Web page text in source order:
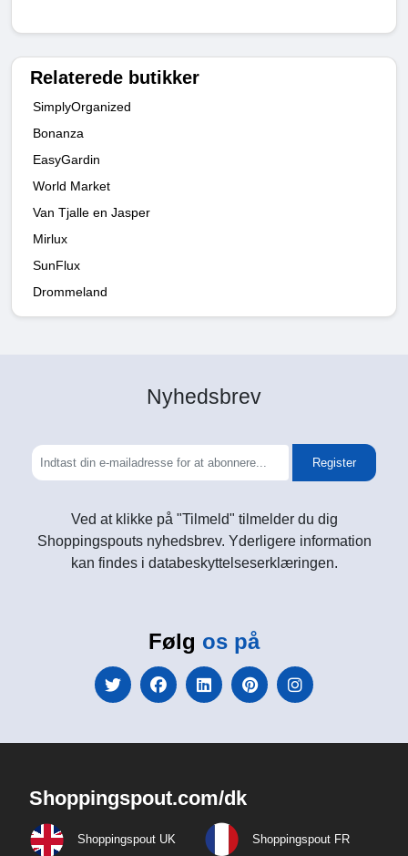
Relaterede butikker
SimplyOrganized
Bonanza
EasyGardin
World Market
Van Tjalle en Jasper
Mirlux
SunFlux
Drommeland
Nyhedsbrev
Register
Ved at klikke på "Tilmeld" tilmelder du dig
Shoppingspouts nyhedsbrev. Yderligere information
kan findes i databeskyttelseserklæringen.
Følg os på
Shoppingspout.com/dk
Shoppingspout UK Shoppingspout FR